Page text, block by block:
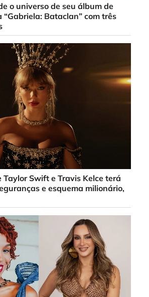
o universo de seu álbum de
“Gabriela: Bataclan” com três
Taylor Swift e Travis Kelce terá
e esquema milionário,